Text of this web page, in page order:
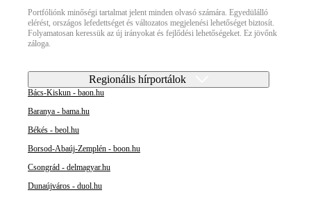
Portfóliónk minőségi tartalmat jelent minden olvasó számára. Egyedülálló
elérést, országos lefedettséget és változatos megjelenési lehetőséget biztosít.
Folyamatosan keressük az új irányokat és fejlődési lehetőségeket. Ez jövőnk
záloga.
Regionális hírportálok
Bács-Kiskun - baon.hu
Baranya - bama.hu
Békés - beol.hu
Borsod-Abaúj-Zemplén - boon.hu
Csongrád - delmagyar.hu
Dunaújváros - duol.hu